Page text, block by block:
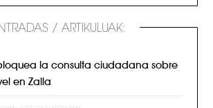
/ ARTIKULUAK:
la consulta ciudadana sobre
en Zalla